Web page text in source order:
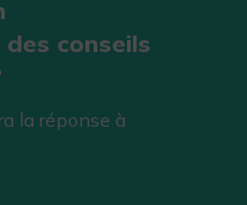
conseils
la réponse à